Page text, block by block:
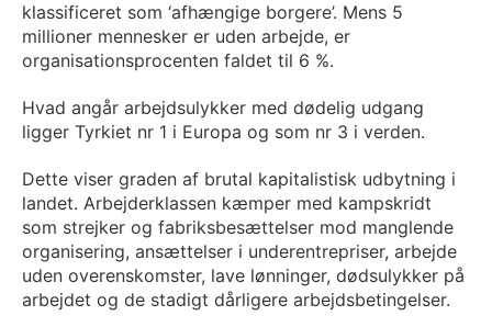
klassificeret som ‘afhængige borgere’. Mens 5
millioner mennesker er uden arbejde, er
organisationsprocenten faldet til 6 %.
Hvad angår arbejdsulykker med dødelig udgang
ligger Tyrkiet nr 1 i Europa og som nr 3 i verden.
Dette viser graden af brutal kapitalistisk udbytning i
landet. Arbejderklassen kæmper med kampskridt
som strejker og fabriksbesættelser mod manglende
organisering, ansættelser i underentrepriser, arbejde
uden overenskomster, lave lønninger, dødsulykker på
arbejdet og de stadigt dårligere arbejdsbetingelser.